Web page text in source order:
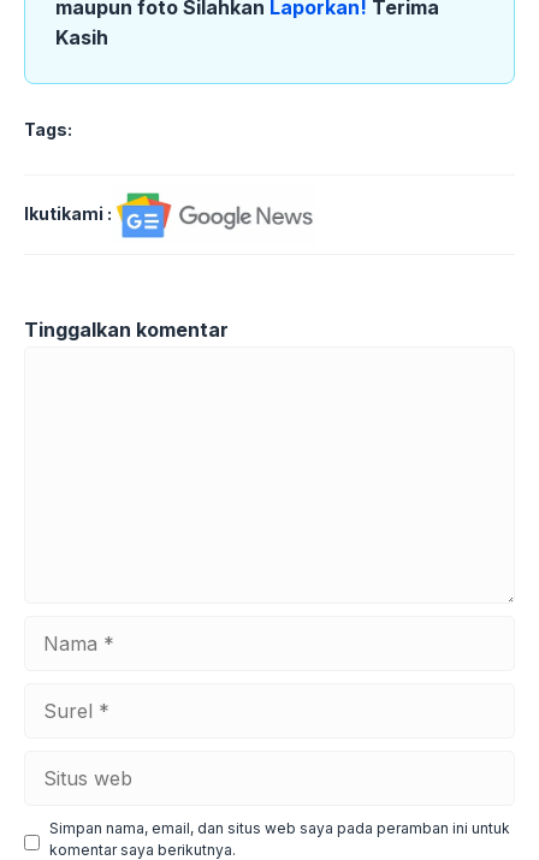
maupun foto Silahkan Laporkan! Terima
Kasih
Tags:
Ikutikami :
Tinggalkan komentar
web
Simpan nama, email, dan situs web saya pada peramban ini untuk
komentar saya berikutnya.